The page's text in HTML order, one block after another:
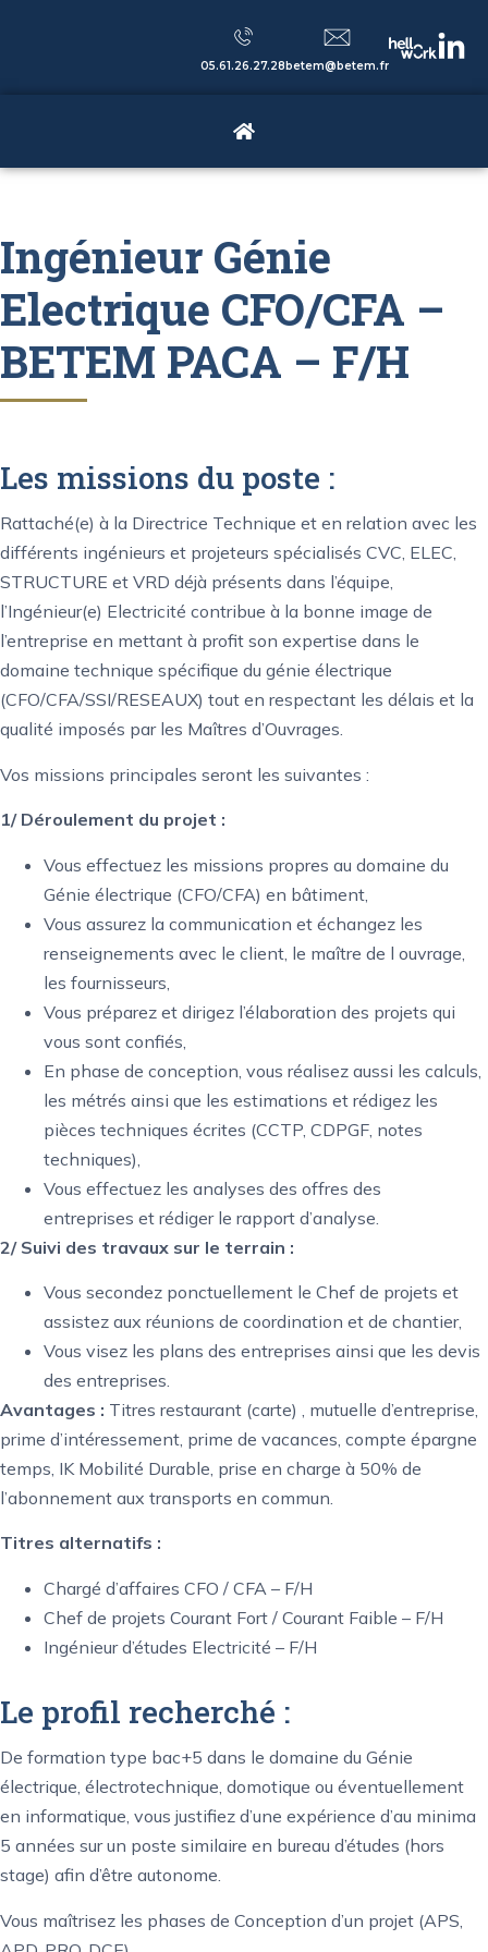
betem@betem.fr
05.61.26.27.28
Ingénieur Génie
Electrique CFO/CFA –
BETEM PACA – F/H
Les missions du poste :
Rattaché(e) à la Directrice Technique et en relation avec les
différents ingénieurs et projeteurs spécialisés CVC, ELEC,
STRUCTURE et VRD déjà présents dans l’équipe,
l’Ingénieur(e) Electricité contribue à la bonne image de
l’entreprise en mettant à profit son expertise dans le
domaine technique spécifique du génie électrique
(CFO/CFA/SSI/RESEAUX) tout en respectant les délais et la
qualité imposés par les Maîtres d’Ouvrages.
Vos missions principales seront les suivantes :
1/ Déroulement du projet :
Vous effectuez les missions propres au domaine du
Génie électrique (CFO/CFA) en bâtiment,
Vous assurez la communication et échangez les
renseignements avec le client, le maître de l ouvrage,
les fournisseurs,
Vous préparez et dirigez l’élaboration des projets qui
vous sont confiés,
En phase de conception, vous réalisez aussi les calculs,
les métrés ainsi que les estimations et rédigez les
pièces techniques écrites (CCTP, CDPGF, notes
techniques),
Vous effectuez les analyses des offres des
entreprises et rédiger le rapport d’analyse.
2/ Suivi des travaux sur le terrain :
Vous secondez ponctuellement le Chef de projets et
assistez aux réunions de coordination et de chantier,
Vous visez les plans des entreprises ainsi que les devis
des entreprises.
Avantages : Titres restaurant (carte) , mutuelle d’entreprise,
prime d’intéressement, prime de vacances, compte épargne
temps, IK Mobilité Durable, prise en charge à 50% de
l’abonnement aux transports en commun.
Titres alternatifs :
Chargé d’affaires CFO / CFA – F/H
Chef de projets Courant Fort / Courant Faible – F/H
Ingénieur d’études Electricité – F/H
Le profil recherché :
De formation type bac+5 dans le domaine du Génie
électrique, électrotechnique, domotique ou éventuellement
en informatique, vous justifiez d’une expérience d’au minima
5 années sur un poste similaire en bureau d’études (hors
stage) afin d’être autonome.
Vous maîtrisez les phases de Conception d’un projet (APS,